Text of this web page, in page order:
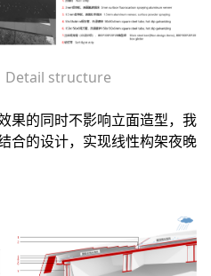
Detail structure
果的同时不影响立面造型，我
合的设计，实现线性构架夜晚